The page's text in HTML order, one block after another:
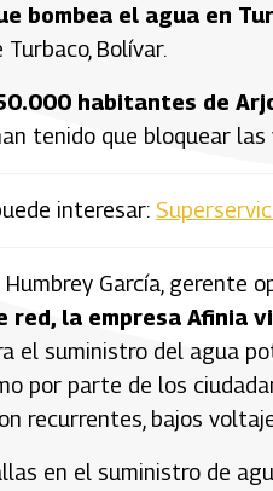
bombea el agua en
Bolívar.
habitantes de
tenido que bloquear
interesar:
García, gerente
red, la empresa Afinia
el suministro del agua
por parte de los
recurrentes, bajos
en el suministro de